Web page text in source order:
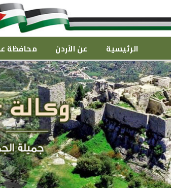
الرئيسية عن الأردن محافظة